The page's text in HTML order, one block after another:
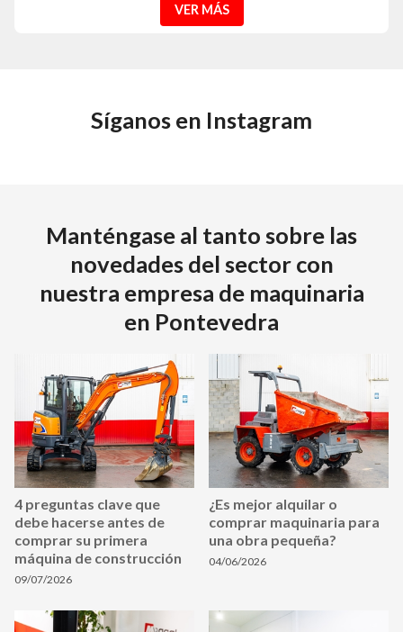
VER MÁS
Síganos en Instagram
Manténgase al tanto sobre las
novedades del sector con
nuestra empresa de maquinaria
en Pontevedra
4 preguntas clave que
debe hacerse antes de
comprar su primera
máquina de construcción
09/07/2026
¿Es mejor alquilar o
comprar maquinaria para
una obra pequeña?
04/06/2026